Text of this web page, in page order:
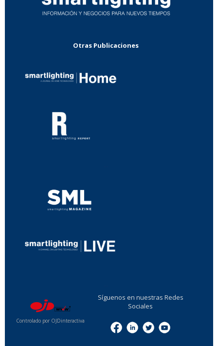
Otras Publicaciones
Controlado por OJDinteractiva
Síguenos en nuestras Redes
Sociales